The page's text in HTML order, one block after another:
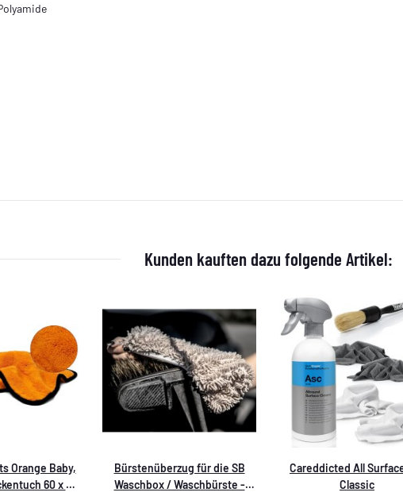
Kunden kauften dazu folgende Artikel:
Orange Baby,
60 x 40
Bürstenüberzug für die SB
Waschbox / Waschbürste -
Careddicted All
Classic